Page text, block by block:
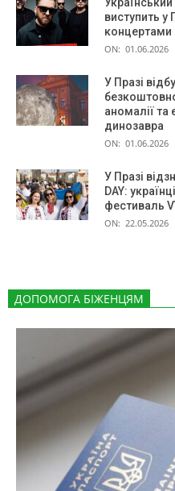
виступить у
концертами
ON: 01.06.2026
У Празі
аномалії та
динозавра
ON: 01.06.2026
У Празі
DAY:
фестиваль
ON: 22.05.2026
ДОПОМОГА БІЖЕНЦЯМ